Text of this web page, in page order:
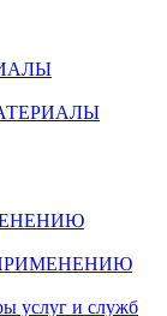
услуг и служб